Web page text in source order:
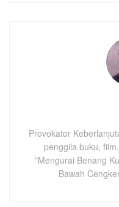
Provokator
penggila buku,
"Mengurai Benang
Bawah